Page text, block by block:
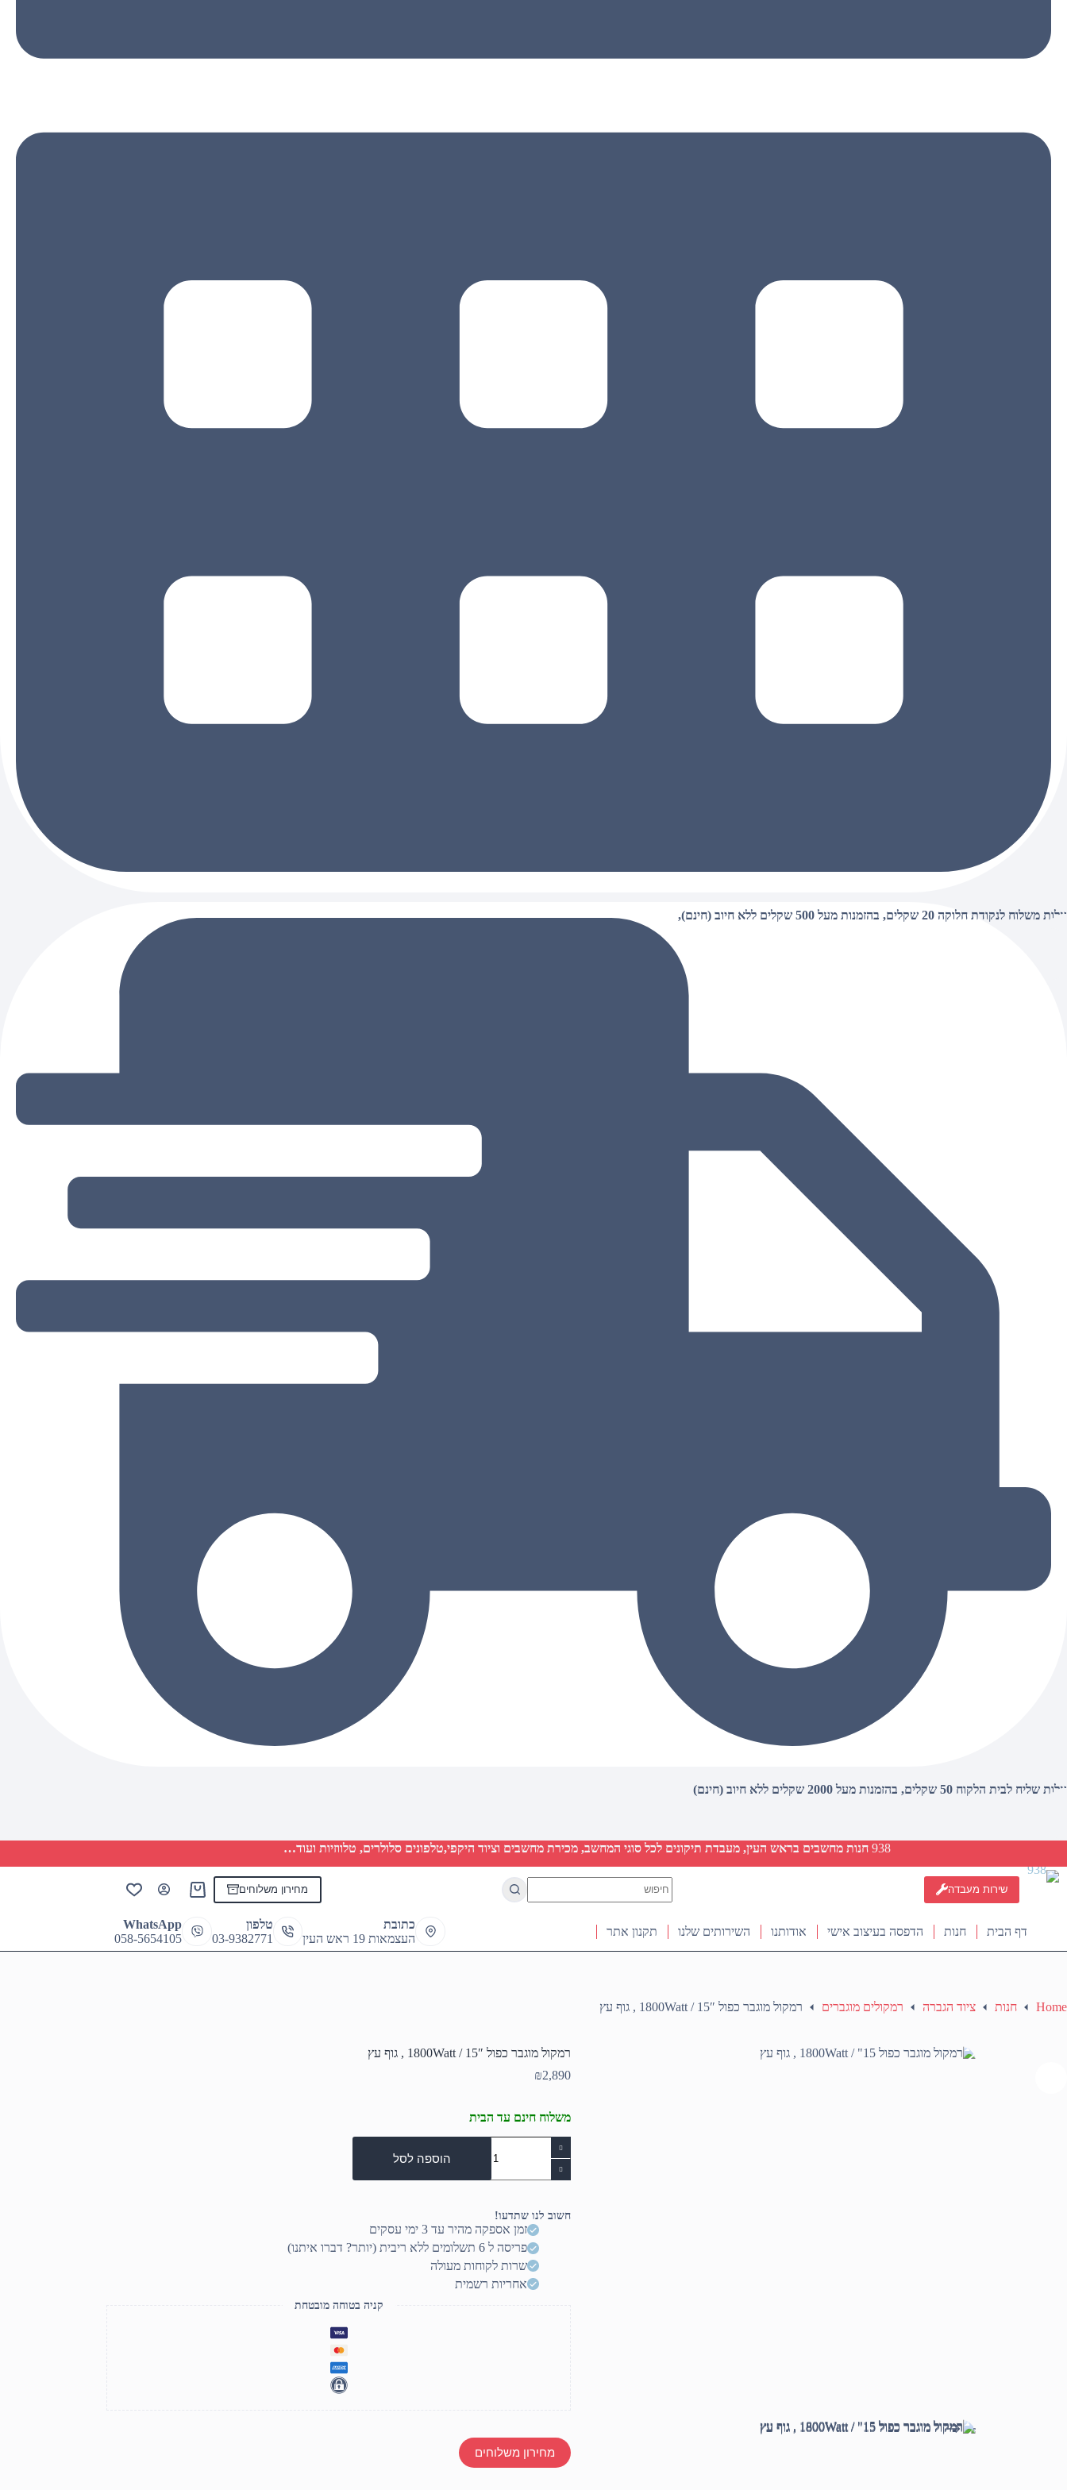
עלות משלוח לנקודת חלוקה 20 שקלים, בהזמנות מעל 500 שקלים ללא חיוב (חינם),
עלות שליח לבית הלקוח 50 שקלים, בהזמנות מעל 2000 שקלים ללא חיוב (חינם)
938 חנות מחשבים בראש העין, מעבדת תיקונים לכל סוגי המחשב, מכירת מחשבים וציוד היקפי,טלפונים סלולרים, טלווזיות ועוד…
שירות מעבדה
results
מחירון משלוחים
Shopping
דף הבית
חנות הדפסה בעיצוב אישי אודותנו השירותים שלנו תקנון אתר
כתובת
העצמאות 19 ראש העין
טלפון
03-9382771
WhatsApp
058-5654105
Home חנות ציוד הגברה רמקולים מוגברים רמקול מוגבר כפול 15″ / 1800Watt , גוף עץ
רמקול מוגבר כפול 15″ / 1800Watt , גוף עץ
₪2,890
משלוח חינם עד הבית
כמות
של
רמקול
מוגבר
15"
/
1800Watt
הוספה לסל
חשוב לנו שתדעו!
זמן אספקה מהיר עד 3 ימי עסקים
פריסה ל 6 תשלומים ללא ריבית (יותר? דברו איתנו)
שרות לקוחות מעולה
אחריות רשמית
קניה בטוחה מובטחת
מחירון משלוחים